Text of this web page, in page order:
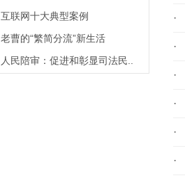
互联网十大典型案例
老曹的“繁简分流”新生活
人民陪审：促进和彰显司法民..
·
·
·
·
·
·